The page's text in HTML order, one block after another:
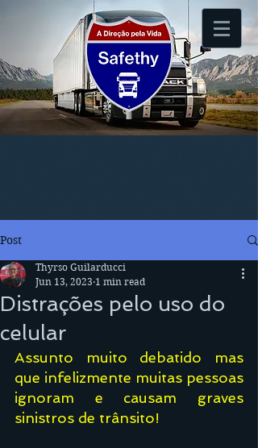
Post
Distrações pelo uso do
celular
Thyrso Guilarducci
Jun 13, 2023 1 min read
Assunto muito debatido mas
que infelizmente muitas pessoas
ignoram e causam graves
sinistros de trânsito!